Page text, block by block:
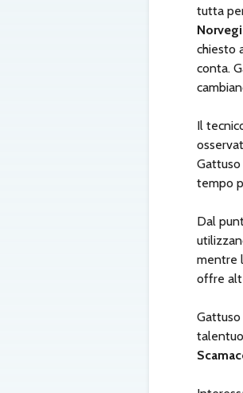
tutta
chiesto
conta.
Il
tempo
Dal
mentre
offre
Gattuso